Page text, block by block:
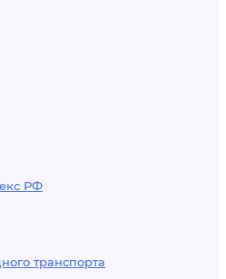
РФ
транспорта